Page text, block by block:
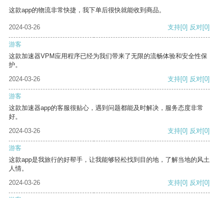
这款app的物流非常快捷，我下单后很快就能收到商品。
2024-03-26 支持[0] 反对[0]
游客
这款加速器VPM应用程序已经为我们带来了无限的流畅体验和安全性保
护。
2024-03-26
支持[0] 反对[0]
游客
这款加速器app的客服很贴心，遇到问题都能及时解决，服务态度非常
好。
2024-03-26
支持[0] 反对[0]
游客
这款app是我旅行的好帮手，让我能够轻松找到目的地，了解当地的风土
人情。
2024-03-26
支持[0] 反对[0]